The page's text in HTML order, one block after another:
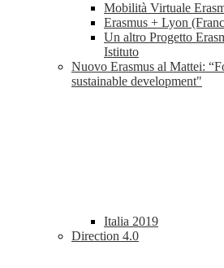
Mobilità Virtuale
Erasmus + Lyon
Un altro Progetto
Istituto
Nuovo Erasmus al Mattei:
sustainable development"
Italia 2019
Direction 4.0